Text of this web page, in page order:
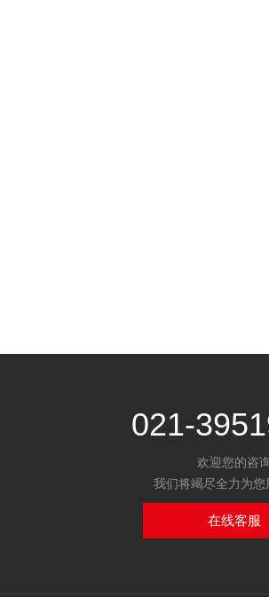
021-
欢迎您的咨
我们将竭尽全力为您
在线客服